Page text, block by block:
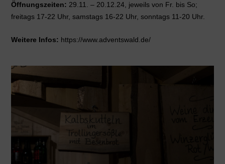
Öffnungszeiten: 29.11. – 20.12.24, jeweils von Fr. bis So;
freitags 17-22 Uhr, samstags 16-22 Uhr, sonntags 11-20 Uhr.
Weitere Infos: https://www.adventswald.de/